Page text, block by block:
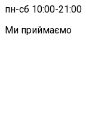
пн-сб 10:00-21:00
Ми приймаємо